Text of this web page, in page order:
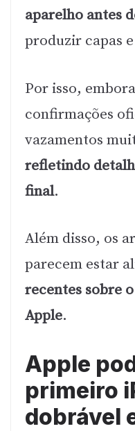
aparelho antes
produzir capas
Por isso,
confirmações
vazamentos
refletindo
final.
Além disso, os
parecem estar
recentes sobre
Apple.
Apple
primeiro
dobrável